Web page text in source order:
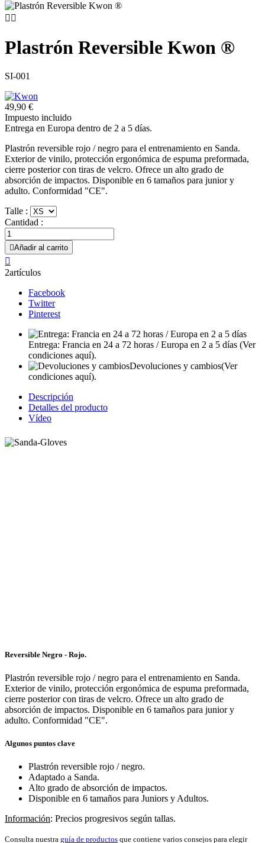
 
Plastrón Reversible Kwon ®
SI-001
49,90 €
Impuesto incluido
Entrega en Europa dentro de 2 a 5 días.
Plastrón reversible rojo / negro para el entrenamiento en Sanda.
Exterior de vinilo, protección ergonómica de espuma preformada,
cierre posterior con tiras de velcro. Ofrece un alto grado de
absorción de impactos. Disponible en 6 tamaños para junior y
adulto. Conformidad "CE".
Talle :
Cantidad :
Añadir al carrito

2artículos
Facebook
Twitter
Pinterest
Entrega: Francia en 24 a 72 horas / Europa en 2 a 5 días (Ver
condiciones aquí).
Devoluciones y cambios(Ver
condiciones aquí).
Descripción
Detalles del producto
Vídeo
Reversible Negro - Rojo.
Plastrón reversible rojo / negro para el entrenamiento en Sanda.
Exterior de vinilo, protección ergonómica de espuma preformada,
cierre posterior con tiras de velcro. Ofrece un alto grado de
absorción de impactos. Disponible en 6 tamaños para junior y
adulto. Conformidad "CE".
Algunos puntos clave
Plastrón reversible rojo / negro.
Adaptado a Sanda.
Alto grado de absorción de impactos.
Disponible en 6 tamaños para Juniors y Adultos.
Información: Precios progresivos según tallas.
Consulta nuestra guía de productos que contiene varios consejos para elegir